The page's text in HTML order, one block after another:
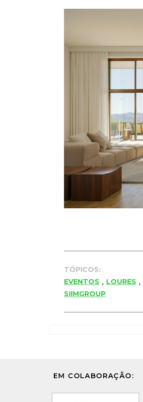
TÓPICOS:
EVENTOS , LOURES ,
SIIMGROUP
EM COLABORAÇÃO: